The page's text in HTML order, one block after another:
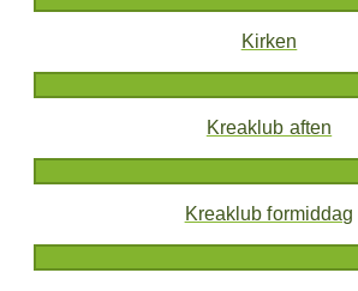
Kirken
Kreaklub aften
Kreaklub formiddag